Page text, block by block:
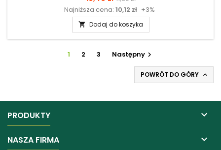
podstawowa
Najniższa cena: 10,12 zł +3%
 Dodaj do koszyka
1 2 3 Następny
POWRÓT DO GÓRY 
PRODUKTY 
NASZA FIRMA 